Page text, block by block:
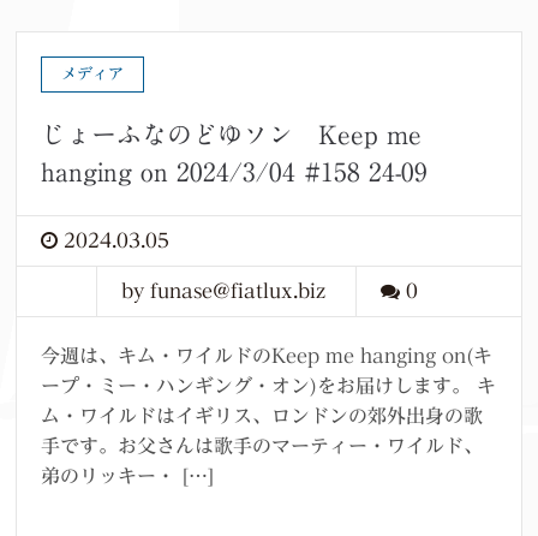
メディア
じょーふなのどゆソン Keep me
hanging on 2024/3/04 #158 24-09
2024.03.05
by funase@fiatlux.biz 0
今週は、キム・ワイルドのKeep me hanging on(キ
ープ・ミー・ハンギング・オン)をお届けします。 キ
ム・ワイルドはイギリス、ロンドンの郊外出身の歌
手です。お父さんは歌手のマーティー・ワイルド、
弟のリッキー・ […]